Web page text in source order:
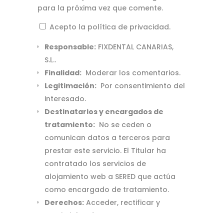
para la próxima vez que comente.
Acepto la política de privacidad.
Responsable:FIXDENTAL CANARIAS,
S.L..
Finalidad:Moderar los comentarios.
Legitimación:Por consentimiento del
interesado.
Destinatarios y encargados de
tratamiento:No se ceden o
comunican datos a terceros para
prestar este servicio. El Titular ha
contratado los servicios de
alojamiento web a SERED que actúa
como encargado de tratamiento.
Derechos:Acceder, rectificar y